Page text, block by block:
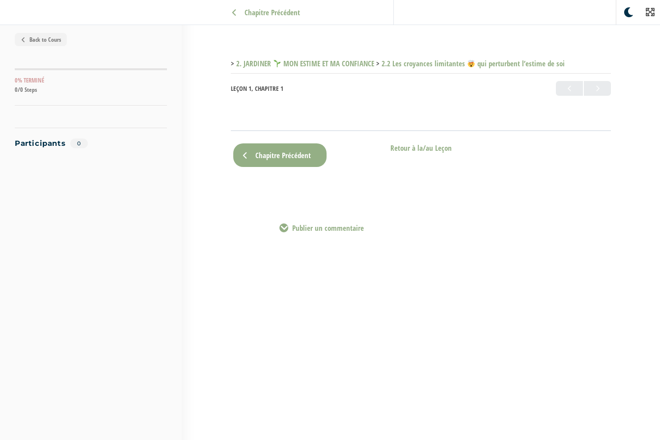
Back to Cours
0% TERMINÉ
0/0 Steps
Participants 0
Chapitre Précédent
2. JARDINER MON ESTIME ET MA CONFIANCE 2.2 Les croyances limitantes qui perturbent l’estime de soi
LEÇON 1, CHAPITRE 1
Chapitre Précédent
Retour à la/au Leçon
Publier un commentaire